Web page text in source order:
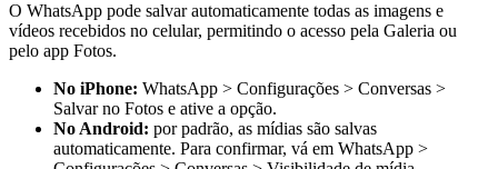
O WhatsApp pode salvar automaticamente todas as imagens e
vídeos recebidos no celular, permitindo o acesso pela Galeria ou
pelo app Fotos.
No iPhone: WhatsApp > Configurações > Conversas >
Salvar no Fotos e ative a opção.
No Android: por padrão, as mídias são salvas
automaticamente. Para confirmar, vá em WhatsApp >